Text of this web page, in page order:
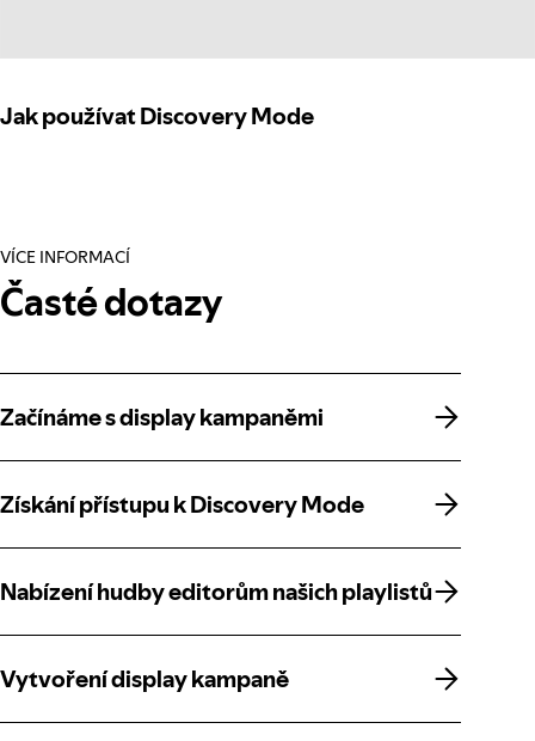
Jak používat Discovery Mode
VÍCE INFORMACÍ
Časté dotazy
Začínáme s display kampaněmi
Začínáme s display kampaněmi
Získání přístupu k Discovery Mode
Získání přístupu k Discovery Mode
Nabízení hudby editorům našich playlistů
Nabízení hudby editorům našich playlistů
Vytvoření display kampaně
Vytvoření display kampaně